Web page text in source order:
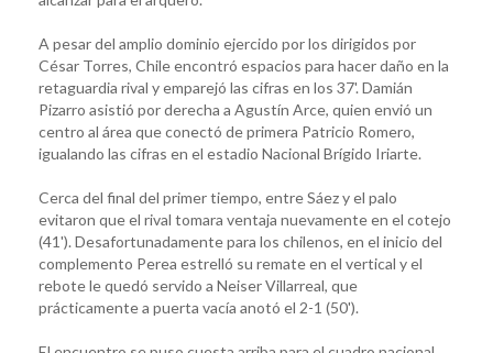
A pesar del amplio dominio ejercido por los dirigidos por
César Torres, Chile encontró espacios para hacer daño en la
retaguardia rival y emparejó las cifras en los 37'. Damián
Pizarro asistió por derecha a Agustín Arce, quien envió un
centro al área que conectó de primera Patricio Romero,
igualando las cifras en el estadio Nacional Brígido Iriarte.
Cerca del final del primer tiempo, entre Sáez y el palo
evitaron que el rival tomara ventaja nuevamente en el cotejo
(41'). Desafortunadamente para los chilenos, en el inicio del
complemento Perea estrelló su remate en el vertical y el
rebote le quedó servido a Neiser Villarreal, que
prácticamente a puerta vacía anotó el 2-1 (50').